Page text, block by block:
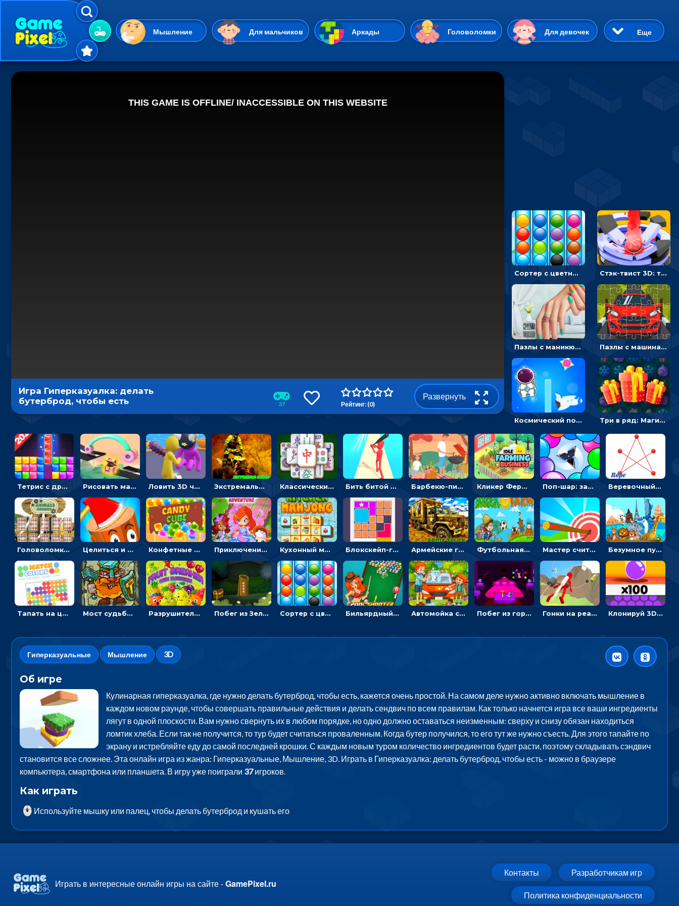
Мышление Для мальчиков Аркады Головоломки Для девочек
Гиперказуальные Казуальные Веселые 3D Приключения
Еще
Сортер с цветными шариками: размещать в колбах по цвету Стэк-твист 3D: тапай по шарику, чтобы разбивать платформы
Пазлы с маникюром: собери идеальный рисунок для ногтей Пазлы с машинами Форд: собирать картинки и открывать новые
Космический побег: двигать космонавта, чтобы попасть к кораблю Три в ряд: Магические рождественские драгоценности
Игра Гиперказуалка: делать
бутерброд, чтобы есть
37 Рейтинг: (0)
Развернуть
Тетрис с драгоценными камнями: расставляй блоки, чтобы получить линию - головоломка Рисовать машину и выигрывать гонку - для мальчиков Ловить 3D человечком своего цвета и собирать драгоценности - гиперказуалка Экстремальные пазлы с квадроциклами: собирать крутые тачки Классический маджонг на время: находить пары одинаковых плиток, чтобы расчищать поле Бить битой по шарику, чтобы сбивать кубики с буквами на пути к финишу - 3D Барбекю-пикник: искать скрытые предметы на картинках - головоломка Кликер Фермерский бизнес: расти овощи, чтобы богатеть Поп-шар: запускать колючку, чтобы лопать воздушные шарики Веревочный мастер: двигай узелки и развязывай их
Головоломка с животными: переворачивать карточки, чтобы находить пару Целиться и метать топор в 3D мишени Конфетные кубики: двигать сладости в сторону, чтобы стрелять по целям Приключения Клуба Винкс: менять дорожки, чтобы собирать кристаллы Кухонный маджонг: соединять пары посуды и расчищать поле Блокскейп-головоломка: двигать блоки, чтобы достать элемент со звездой Армейские грузовики в пазлах: собери военную машину Футбольная ферма: бей по мячу, чтобы забивать в ворота и ловить звезды Мастер считать стрелы: увеличивать запас, чтобы поразить больше целей Безумное путешествие друзей по миру: собирать пазлы из фото с животными
Тапать на цветные точки, чтобы взрывать одинаковые - три в ряд Мост судьбы: прыгать по платформам и бить молотом орков Разрушитель фруктов: стрелять ягодами по ананасам Побег из Зеленого парка: решай ребусы, чтобы выбраться на свободу Сортер с цветными шариками: размещать в колбах по цвету Бильярдный пул: стрелять шариками, чтобы взрывать одинаковые Автомойка со скрытыми звездами: ищи на время Побег из горной деревни: решай головоломки, чтобы открыть ворота Гонки на реактивном ранце: избегать преград, чтобы лететь к финишу Клонируй 3D шарики и сливай их в воронку
Гиперказуальные Мышление 3D
Об игре
Кулинарная гиперказуалка, где нужно делать бутерброд, чтобы есть, кажется очень простой. На самом деле нужно активно включать мышление в
каждом новом раунде, чтобы совершать правильные действия и делать сендвич по всем правилам. Как только начнется игра все ваши ингредиенты
лягут в одной плоскости. Вам нужно свернуть их в любом порядке, но одно должно оставаться неизменным: сверху и снизу обязан находиться
ломтик хлеба. Если так не получится, то тур будет считаться проваленным. Когда бутер получился, то его тут же нужно съесть. Для этого тапайте по
экрану и истребляйте еду до самой последней крошки. С каждым новым туром количество ингредиентов будет расти, поэтому складывать сэндвич
становится все сложнее. Эта онлайн игра из жанра: Гиперказуальные, Мышление, 3D. Играть в Гиперказуалка: делать бутерброд, чтобы есть - можно в браузере
компьютера, смартфона или планшета. В игру уже поиграли 37игроков.
Как играть
Используйте мышку или палец, чтобы делать бутерброд и кушать его
Играть в интересные онлайн игры на сайте -GamePixel.ru
Контакты Разработчикам игр
Политика конфиденциальности